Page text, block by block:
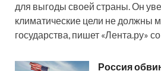
для выгоды своей страны. Он
климатические цели не должны
государства, пишет «Лента.ру»
Россия